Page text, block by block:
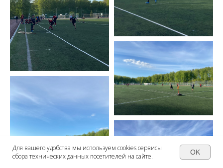
Для вашего удобства мы используем cookies сервисы
сбора технических данных посетителей на сайте.
OK